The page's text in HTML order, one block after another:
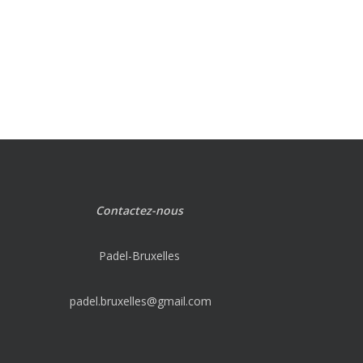
Contactez-nous
Padel-Bruxelles
padel.bruxelles@gmail.com